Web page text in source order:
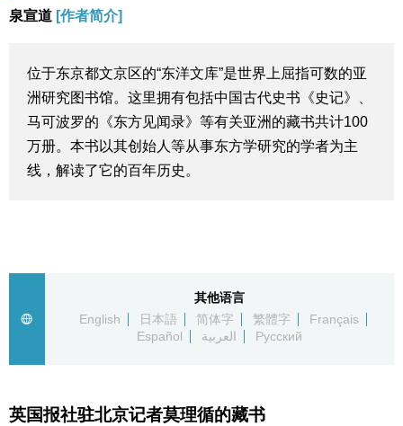
视觉日本
新闻
泉宣道 [作者简介]
位于东京都文京区的“东洋文库”是世界上屈指可数的亚
洲研究图书馆。这里拥有包括中国古代史书《史记》、
马可波罗的《东方见闻录》等有关亚洲的藏书共计100
万册。本书以其创始人等从事东方学研究的学者为主
线，解读了它的百年历史。
其他语言
English
日本語 简体字 繁體字
Français
Español
العربية Русский
英国报社驻北京记者莫理循的藏书